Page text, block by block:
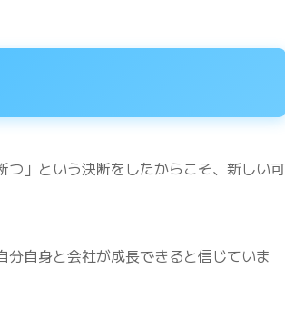
」という決断をしたからこそ、新しい可
自身と会社が成長できると信じていま